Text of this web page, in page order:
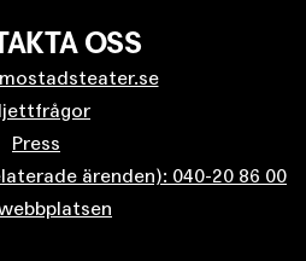
OSS
Press
ärenden): 040-20 86 00